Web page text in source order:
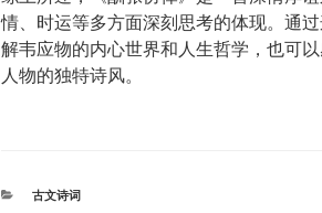
情、时运等多方面深刻思考的体现。通
解韦应物的内心世界和人生哲学，也可
人物的独特诗风。
分
古文诗词